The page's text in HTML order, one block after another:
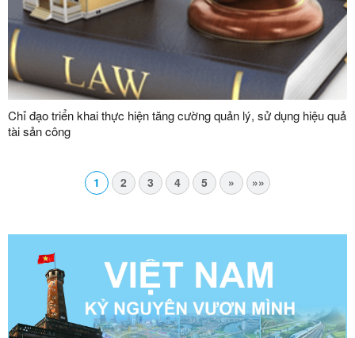
Chỉ đạo triển khai thực hiện tăng cường quản lý, sử dụng hiệu quả
tài sản công
1 2 3 4 5 » »»